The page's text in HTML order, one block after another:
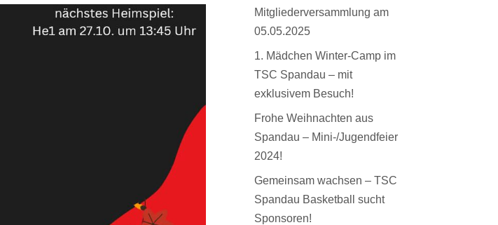
Mitgliederversammlung am
05.05.2025
1. Mädchen Winter-Camp im
TSC Spandau – mit
exklusivem Besuch!
Frohe Weihnachten aus
Spandau – Mini-/Jugendfeier
2024!
Gemeinsam wachsen – TSC
Spandau Basketball sucht
Sponsoren!